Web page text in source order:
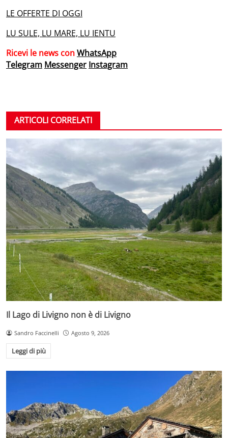
LE OFFERTE DI OGGI
LU SULE, LU MARE, LU IENTU
Ricevi le news conWhatsApp
Telegram Messenger Instagram
ARTICOLI CORRELATI
Il Lago di Livigno non è di Livigno
Sandro Faccinelli Agosto 9, 2026
Leggi di più